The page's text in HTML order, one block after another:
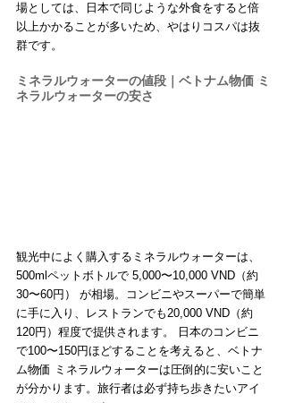
場としては、日本で同じような外食をすると倍
以上かかることが多いため、やはりコスパは抜
群です。
ミネラルウォーターの値段｜ベトナム物価 ミ
ネラルウォーターの安さ
観光中によく購入するミネラルウォーターは、
500mlペットボトルで 5,000〜10,000 VND（約
30〜60円） が相場。コンビニやスーパーで簡単
に手に入り、レストランでも20,000 VND（約
120円）程度で提供されます。 日本のコンビニ
で100〜150円ほどすることを考えると、ベトナ
ム物価 ミネラルウォーターは圧倒的に安いこと
が分かります。旅行者は必ず持ち歩きたいアイ